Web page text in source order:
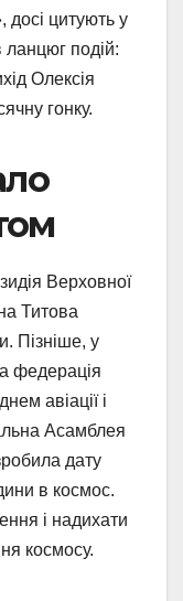
досі цитують у
ланцюг подій:
Олексія
гонку.
Верховної
Титова
Пізніше, у
федерація
авіації і
Асамблея
дату
в космос.
і надихати
космосу.